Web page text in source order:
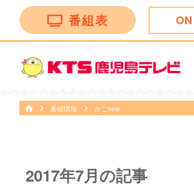
番組表
ｅｗｓ イット！第１部 18:09 ＫＴＳ
番組情報 かごnew
2017年7月の記事